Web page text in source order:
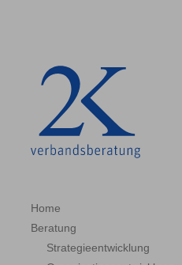
Home
Beratung
Strategieentwicklung